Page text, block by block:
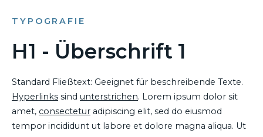
TYPOGRAFIE
H1 - Überschrift 1
Standard Fließtext: Geeignet für beschreibende Texte.
Hyperlinks sind unterstrichen. Lorem ipsum dolor sit
amet, consectetur adipiscing elit, sed do eiusmod
tempor incididunt ut labore et dolore magna aliqua. Ut